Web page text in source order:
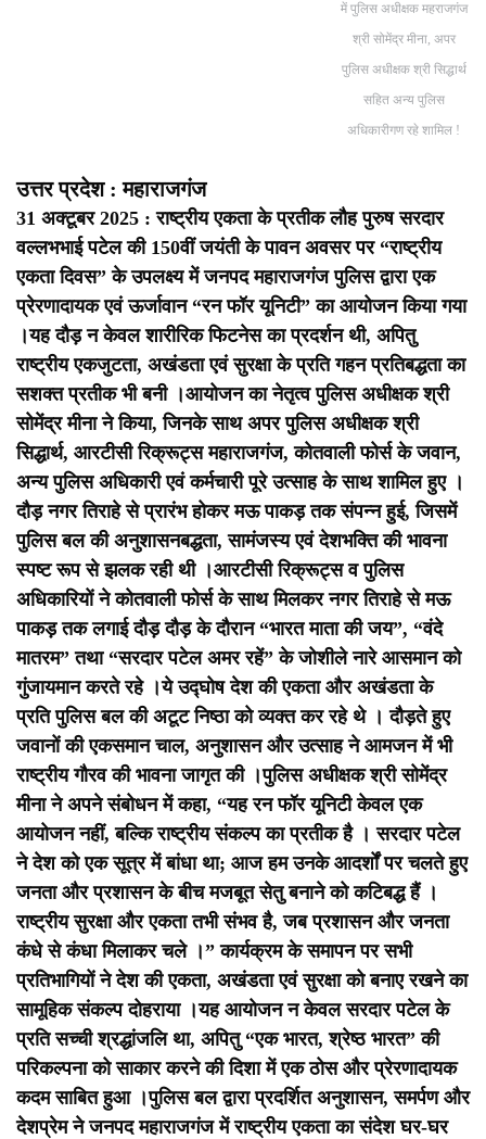
में पुलिस अधीक्षक महराजगंज
श्री सोमेंद्र मीना, अपर
पुलिस अधीक्षक श्री सिद्धार्थ
सहित अन्य पुलिस
अधिकारीगण रहे शामिल !
उत्तर प्रदेश : महाराजगंज
31 अक्टूबर 2025 : राष्ट्रीय एकता के प्रतीक लौह पुरुष सरदार
वल्लभभाई पटेल की 150वीं जयंती के पावन अवसर पर “राष्ट्रीय
एकता दिवस” के उपलक्ष्य में जनपद महाराजगंज पुलिस द्वारा एक
प्रेरणादायक एवं ऊर्जावान “रन फॉर यूनिटी” का आयोजन किया गया
।यह दौड़ न केवल शारीरिक फिटनेस का प्रदर्शन थी, अपितु
राष्ट्रीय एकजुटता, अखंडता एवं सुरक्षा के प्रति गहन प्रतिबद्धता का
सशक्त प्रतीक भी बनी ।आयोजन का नेतृत्व पुलिस अधीक्षक श्री
सोमेंद्र मीना ने किया, जिनके साथ अपर पुलिस अधीक्षक श्री
सिद्धार्थ, आरटीसी रिक्रूट्स महाराजगंज, कोतवाली फोर्स के जवान,
अन्य पुलिस अधिकारी एवं कर्मचारी पूरे उत्साह के साथ शामिल हुए ।
दौड़ नगर तिराहे से प्रारंभ होकर मऊ पाकड़ तक संपन्न हुई, जिसमें
पुलिस बल की अनुशासनबद्धता, सामंजस्य एवं देशभक्ति की भावना
स्पष्ट रूप से झलक रही थी ।आरटीसी रिक्रूट्स व पुलिस
अधिकारियों ने कोतवाली फोर्स के साथ मिलकर नगर तिराहे से मऊ
पाकड़ तक लगाई दौड़ दौड़ के दौरान “भारत माता की जय”, “वंदे
मातरम” तथा “सरदार पटेल अमर रहें” के जोशीले नारे आसमान को
गुंजायमान करते रहे ।ये उद्घोष देश की एकता और अखंडता के
प्रति पुलिस बल की अटूट निष्ठा को व्यक्त कर रहे थे । दौड़ते हुए
जवानों की एकसमान चाल, अनुशासन और उत्साह ने आमजन में भी
राष्ट्रीय गौरव की भावना जागृत की ।पुलिस अधीक्षक श्री सोमेंद्र
मीना ने अपने संबोधन में कहा, “यह रन फॉर यूनिटी केवल एक
आयोजन नहीं, बल्कि राष्ट्रीय संकल्प का प्रतीक है । सरदार पटेल
ने देश को एक सूत्र में बांधा था; आज हम उनके आदर्शों पर चलते हुए
जनता और प्रशासन के बीच मजबूत सेतु बनाने को कटिबद्ध हैं ।
राष्ट्रीय सुरक्षा और एकता तभी संभव है, जब प्रशासन और जनता
कंधे से कंधा मिलाकर चले ।” कार्यक्रम के समापन पर सभी
प्रतिभागियों ने देश की एकता, अखंडता एवं सुरक्षा को बनाए रखने का
सामूहिक संकल्प दोहराया ।यह आयोजन न केवल सरदार पटेल के
प्रति सच्ची श्रद्धांजलि था, अपितु “एक भारत, श्रेष्ठ भारत” की
परिकल्पना को साकार करने की दिशा में एक ठोस और प्रेरणादायक
कदम साबित हुआ ।पुलिस बल द्वारा प्रदर्शित अनुशासन, समर्पण और
देशप्रेम ने जनपद महाराजगंज में राष्ट्रीय एकता का संदेश घर-घर